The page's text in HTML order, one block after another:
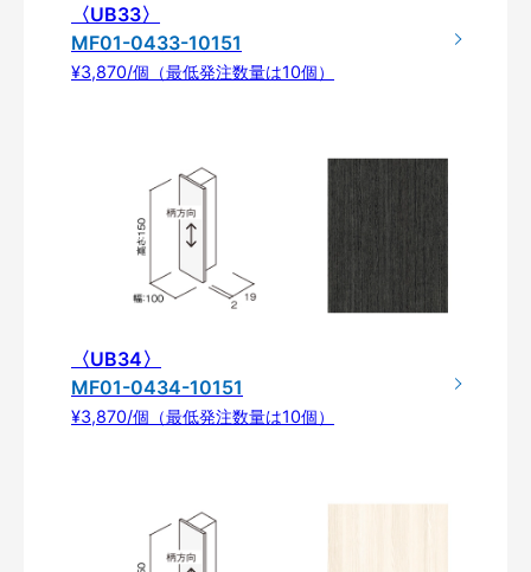
〈UB33〉
MF01-0433-10151
¥3,870/個（最低発注数量は10個）
〈UB34〉
MF01-0434-10151
¥3,870/個（最低発注数量は10個）